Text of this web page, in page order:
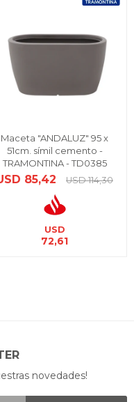
Maceta "ANDALUZ" 95 x
51cm. símil cemento -
TRAMONTINA - TD0385
85,42 USD 114,30
USD
72,61
novedades!